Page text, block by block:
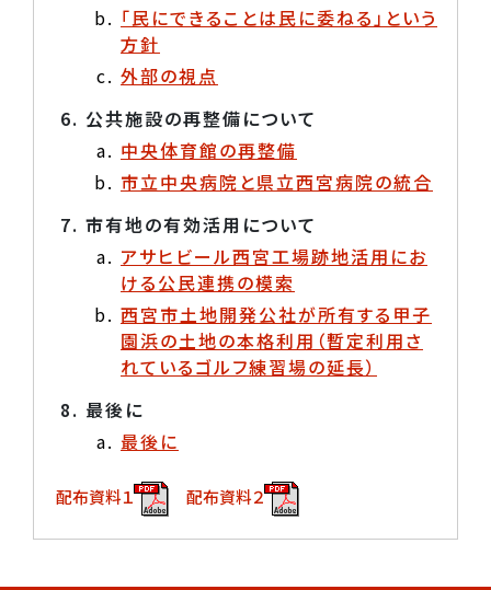
「民にできることは民に委ねる」という
方針
外部の視点
公共施設の再整備について
中央体育館の再整備
市立中央病院と県立西宮病院の統合
市有地の有効活用について
アサヒビール西宮工場跡地活用にお
ける公民連携の模索
西宮市土地開発公社が所有する甲子
園浜の土地の本格利用（暫定利用さ
れているゴルフ練習場の延長）
最後に
最後に
配布資料１ 配布資料２